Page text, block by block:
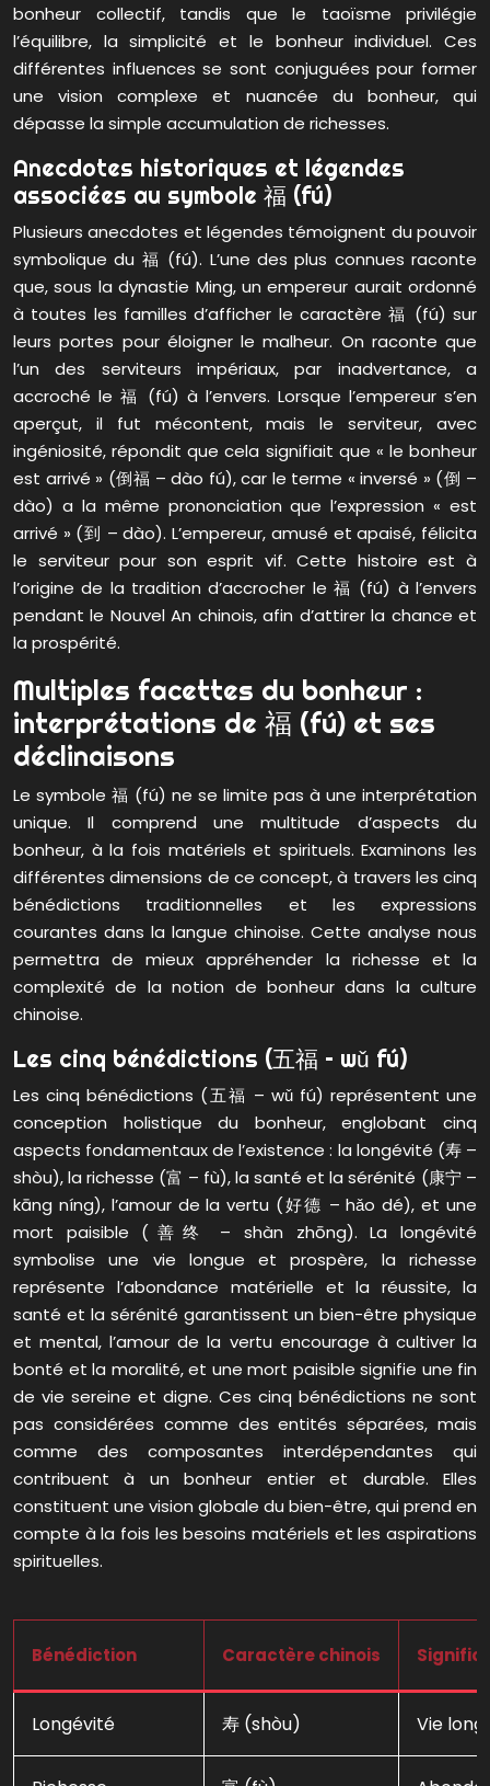
bonheur collectif, tandis que le taoïsme privilégie
l’équilibre, la simplicité et le bonheur individuel. Ces
différentes influences se sont conjuguées pour former
une vision complexe et nuancée du bonheur, qui
dépasse la simple accumulation de richesses.
Anecdotes historiques et légendes
associées au symbole 福 (fú)
Plusieurs anecdotes et légendes témoignent du pouvoir
symbolique du 福 (fú). L’une des plus connues raconte
que, sous la dynastie Ming, un empereur aurait ordonné
à toutes les familles d’afficher le caractère 福 (fú) sur
leurs portes pour éloigner le malheur. On raconte que
l’un des serviteurs impériaux, par inadvertance, a
accroché le 福 (fú) à l’envers. Lorsque l’empereur s’en
aperçut, il fut mécontent, mais le serviteur, avec
ingéniosité, répondit que cela signifiait que « le bonheur
est arrivé » (倒福 – dào fú), car le terme « inversé » (倒 –
dào) a la même prononciation que l’expression « est
arrivé » (到 – dào). L’empereur, amusé et apaisé, félicita
le serviteur pour son esprit vif. Cette histoire est à
l’origine de la tradition d’accrocher le 福 (fú) à l’envers
pendant le Nouvel An chinois, afin d’attirer la chance et
la prospérité.
Multiples facettes du bonheur :
interprétations de 福 (fú) et ses
déclinaisons
Le symbole 福 (fú) ne se limite pas à une interprétation
unique. Il comprend une multitude d’aspects du
bonheur, à la fois matériels et spirituels. Examinons les
différentes dimensions de ce concept, à travers les cinq
bénédictions traditionnelles et les expressions
courantes dans la langue chinoise. Cette analyse nous
permettra de mieux appréhender la richesse et la
complexité de la notion de bonheur dans la culture
chinoise.
Les cinq bénédictions (五福 – wǔ fú)
Les cinq bénédictions (五福 – wǔ fú) représentent une
conception holistique du bonheur, englobant cinq
aspects fondamentaux de l’existence : la longévité (寿 –
shòu), la richesse (富 – fù), la santé et la sérénité (康宁 –
kāng níng), l’amour de la vertu (好德 – hǎo dé), et une
mort paisible (善终 – shàn zhōng). La longévité
symbolise une vie longue et prospère, la richesse
représente l’abondance matérielle et la réussite, la
santé et la sérénité garantissent un bien-être physique
et mental, l’amour de la vertu encourage à cultiver la
bonté et la moralité, et une mort paisible signifie une fin
de vie sereine et digne. Ces cinq bénédictions ne sont
pas considérées comme des entités séparées, mais
comme des composantes interdépendantes qui
contribuent à un bonheur entier et durable. Elles
constituent une vision globale du bien-être, qui prend en
compte à la fois les besoins matériels et les aspirations
spirituelles.
Bénédiction Caractère chinois
Longévité 寿 (shòu) Vie